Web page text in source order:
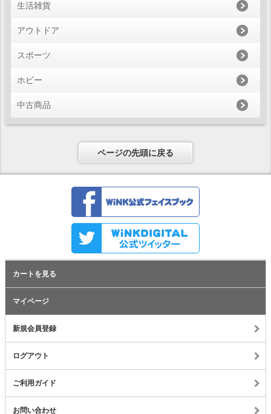
生活雑貨
アウトドア
スポーツ
ホビー
中古商品
ページの先頭に戻る
カートを見る
マイページ
新規会員登録
ログアウト
ご利用ガイド
お問い合わせ